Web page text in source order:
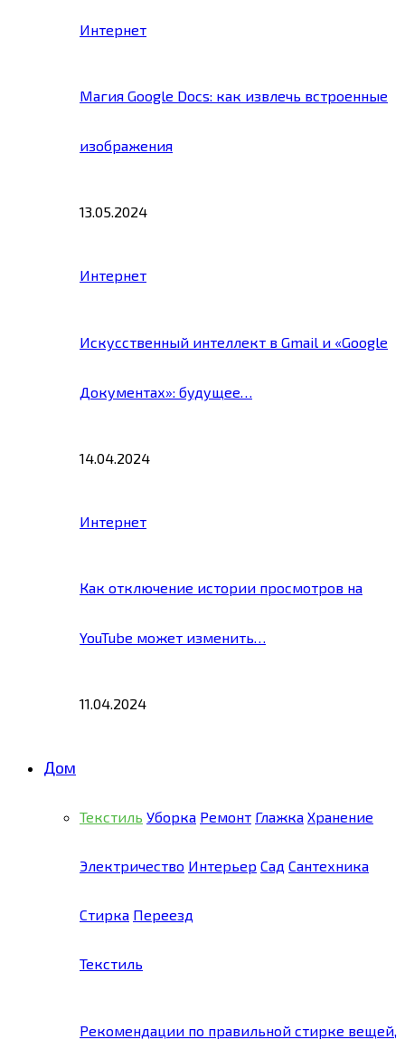
Интернет
Магия Google Docs: как извлечь встроенные
изображения
13.05.2024
Интернет
Искусственный интеллект в Gmail и «Google
Документах»: будущее…
14.04.2024
Интернет
Как отключение истории просмотров на
YouTube может изменить…
11.04.2024
Дом
Текстиль Уборка Ремонт Глажка Хранение
Электричество Интерьер Сад Сантехника
Стирка Переезд
Текстиль
Рекомендации по правильной стирке вещей,